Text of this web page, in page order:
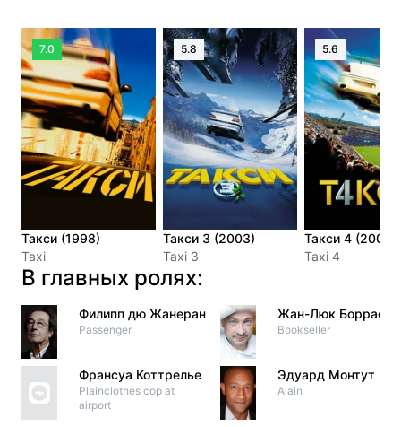
7.0
Такси (1998)
Taxi
5.8
Такси 3 (2003)
Taxi 3
5.6
Такси 4 (2007)
Taxi 4
В главных ролях:
Филипп дю Жанеран
Passenger
Франсуа Коттрелье
Plainclothes cop at
airport
Жан-Люк Боррас
Bookseller
Эдуард Монтут
Alain